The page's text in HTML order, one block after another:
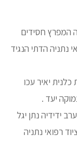
המפרץ חסידים
נתניה הדתי הנגיד
יאיר עכו
יעד .
ידידיה נתן יגל
רפואי נתניה